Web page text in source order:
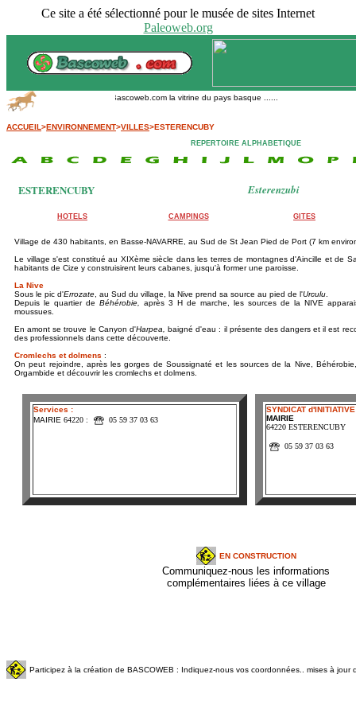
Ce site a été sélectionné pour le musée de sites Internet
Paleoweb.org
Bascoweb.com la vitrine du pays basque ......
ACCUEIL>ENVIRONNEMENT>VILLES>ESTERENCUBY
REPERTOIRE ALPHABETIQUE
ESTERENCUBY Esterenzubi
HOTELS CAMPINGS GITES
Village de 430 habitants, en Basse-NAVARRE, au Sud de St Jean Pied de Port (7 km
Le village s'est constitué au XIXème siècle dans les terres de montagnes d'Aincille et de
habitants de Cize y construisirent leurs cabanes, jusqu'à former une paroisse.
La Nive
Sous le pic d'Errozate , au Sud du village, la Nive prend sa source au pied de l'Urculu
Depuis le quartier de Béhérobie, après 3 H de marche, les sources de la NIVE
moussues.
En amont se trouve le Canyon d'Harpea,
baigné d'eau : il présente des dangers et il est
des professionnels dans cette découverte.
Cromlechs et dolmens :
On peut rejoindre, après les gorges de Soussignaté et les sources de la Nive,
Orgambide et découvrir les cromlechs et dolmens.
Services :
MAIRIE 64220 : 05 59 37 03 63
SYNDICAT d'INITIATIVE
MAIRIE
64220 ESTERENCUBY
05 59 37 03 63
EN CONSTRUCTION
Communiquez-nous les informations
complémentaires liées à ce village
Participez à la création de BASCOWEB : Indiquez-nous vos coordonnées.. mises à jour